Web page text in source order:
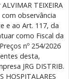
TEIXEIRA
com observância
e ao Art. 117, da
como Fiscal da
nº 254/2026
desta,
JRG DISTRIB.
HOSPITALARES